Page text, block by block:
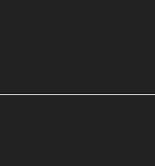
compte client à la